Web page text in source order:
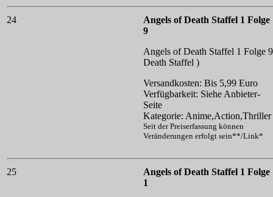
24
Angels of Death Staffel 1 Folge
9
Angels of Death Staffel 1 Folge 9
Death Staffel )
Versandkosten: Bis 5,99 Euro
Verfügbarkeit: Siehe Anbieter-
Seite
Kategorie: Anime,Action,Thriller
Seit der Preiserfassung können
Veränderungen erfolgt sein**/Link*
25
Angels of Death Staffel 1 Folge
1